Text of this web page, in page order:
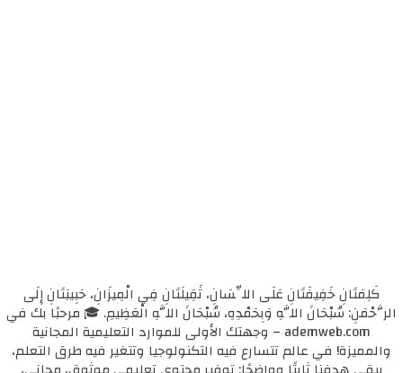
كَلِمَتَانِ خَفِيفَتَانِ عَلَى اللِّسَانِ، ثَقِيلَتَانِ فِي الْمِيزَانِ، حَبِيبَتَانِ إِلَى
الرَّحْمَنِ: سُبْحَانَ اللَّهِ وَبِحَمْدِهِ، سُبْحَانَ اللَّهِ الْعَظِيمِ. 🎓 مرحبًا بك في
ademweb.com – وجهتك الأولى للموارد التعليمية المجانية
والمميزة! في عالم تتسارع فيه التكنولوجيا وتتغير فيه طرق التعلم،